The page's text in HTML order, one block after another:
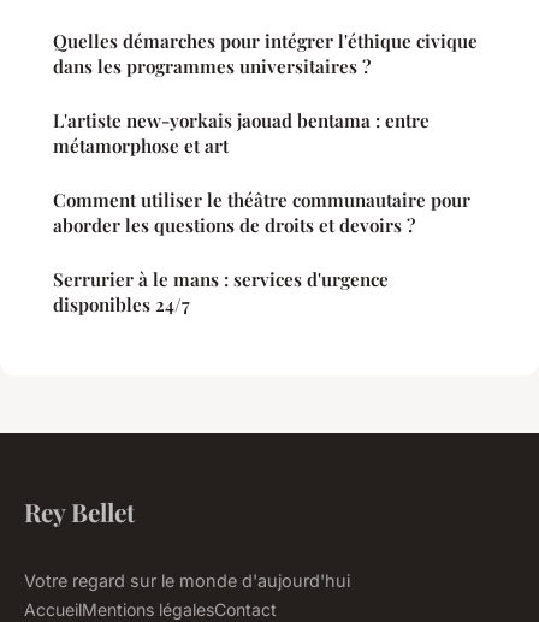
Quelles démarches pour intégrer l'éthique civique
dans les programmes universitaires ?
L'artiste new-yorkais jaouad bentama : entre
métamorphose et art
Comment utiliser le théâtre communautaire pour
aborder les questions de droits et devoirs ?
Serrurier à le mans : services d'urgence
disponibles 24/7
Rey Bellet
Votre regard sur le monde d'aujourd'hui
AccueilMentions légalesContact